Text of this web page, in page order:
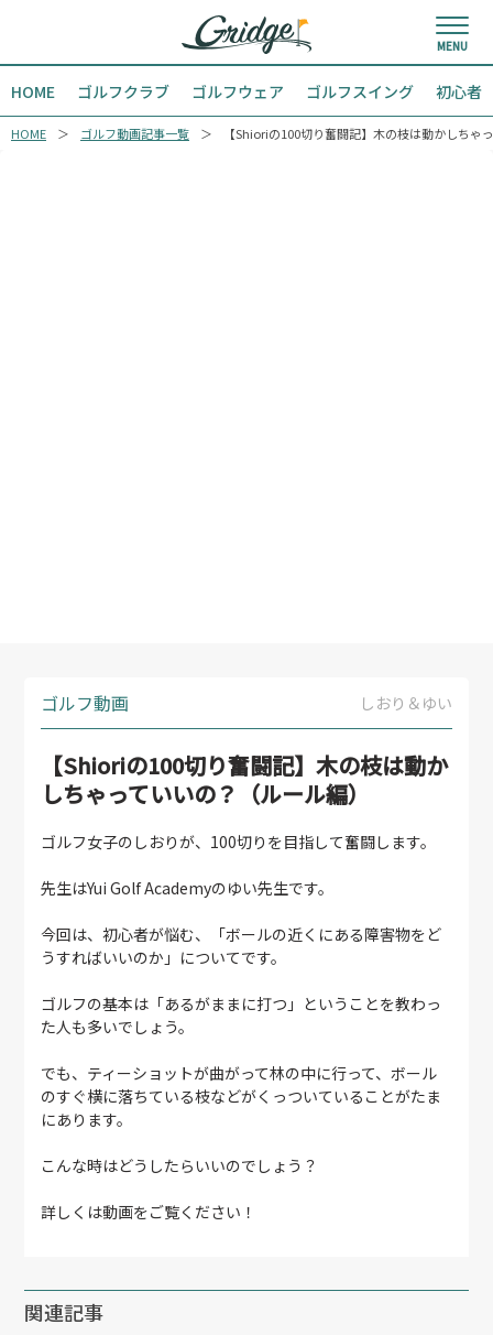
HOME ゴルフクラブ ゴルフウェア ゴルフスイング 初心者
HOME ゴルフ動画記事一覧 【Shioriの100切り奮闘記】木の枝は動かしちゃ
ゴルフ動画 しおり＆ゆい
【Shioriの100切り奮闘記】木の枝は動か
しちゃっていいの？（ルール編）
ゴルフ女子のしおりが、100切りを目指して奮闘します。
先生はYui Golf Academyのゆい先生です。
今回は、初心者が悩む、「ボールの近くにある障害物をど
うすればいいのか」についてです。
ゴルフの基本は「あるがままに打つ」ということを教わっ
た人も多いでしょう。
でも、ティーショットが曲がって林の中に行って、ボール
のすぐ横に落ちている枝などがくっついていることがたま
にあります。
こんな時はどうしたらいいのでしょう？
詳しくは動画をご覧ください！
関連記事